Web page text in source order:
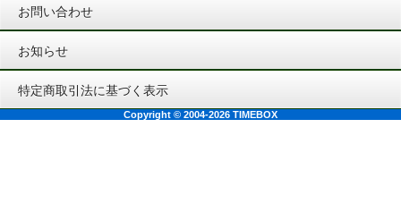
お問い合わせ
お知らせ
特定商取引法に基づく表示
Copyright © 2004-2026 TIMEBOX